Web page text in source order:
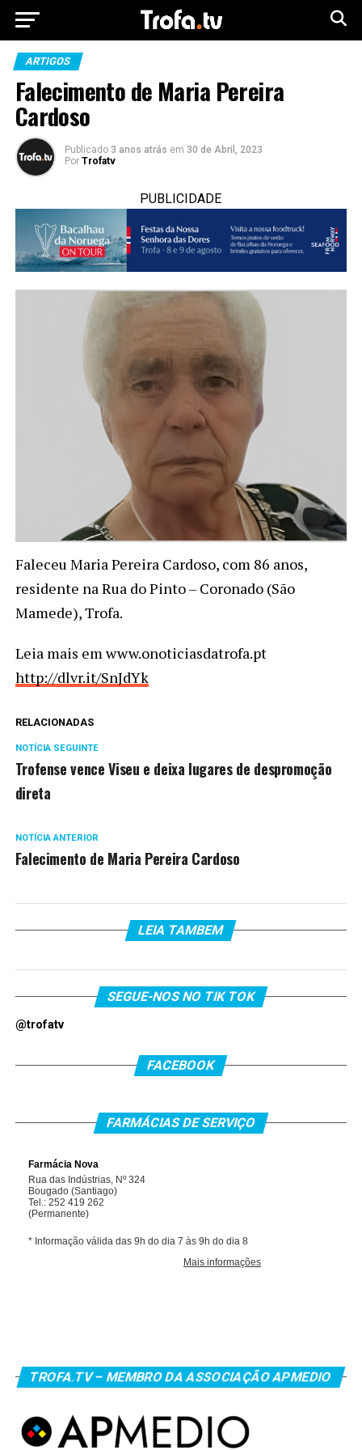
ARTIGOS
Falecimento de Maria Pereira
Cardoso
Publicado 3 anos atrás em 30 de Abril, 2023
Por Trofatv
PUBLICIDADE
Faleceu Maria Pereira Cardoso, com 86 anos,
residente na Rua do Pinto – Coronado (São
Mamede), Trofa.
Leia mais em www.onoticiasdatrofa.pt
http://dlvr.it/SnJdYk
RELACIONADAS
NOTÍCIA SEGUINTE
Trofense vence Viseu e deixa lugares de despromoção
direta
NOTÍCIA ANTERIOR
Falecimento de Maria Pereira Cardoso
LEIA TAMBEM
SEGUE-NOS NO TIK TOK
@trofatv
FACEBOOK
FARMÁCIAS DE SERVIÇO
TROFA.TV – MEMBRO DA ASSOCIAÇÃO APMEDIO